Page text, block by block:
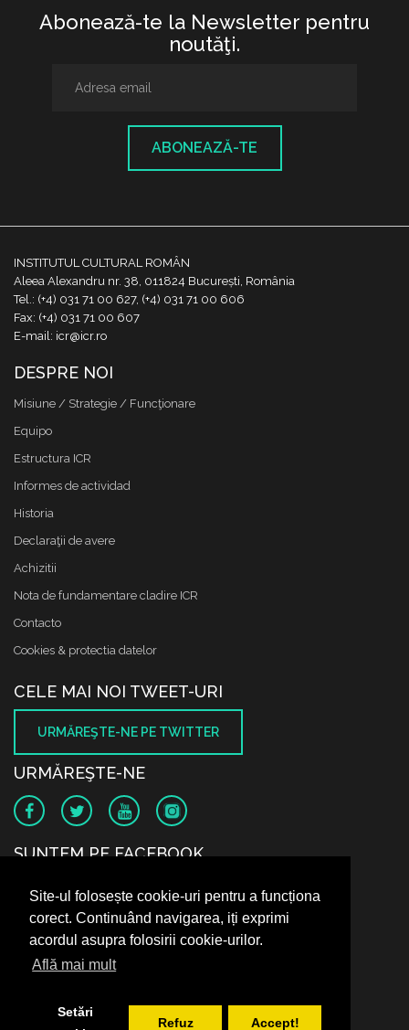
Site-ul folosește cookie-uri pentru a funcționa
corect. Continuând navigarea, iți exprimi
acordul asupra folosirii cookie-urilor.
Află mai mult
Setări
Refuz Accept!
Abonează-te la Newsletter pentru
noutăţi.
ABONEAZĂ-TE
INSTITUTUL CULTURAL ROMÂN
Aleea Alexandru nr. 38, 011824 București, România
Tel.: (+4) 031 71 00 627, (+4) 031 71 00 606
Fax: (+4) 031 71 00 607
E-mail: icr@icr.ro
DESPRE NOI
Misiune / Strategie / Funcţionare
Equipo
Estructura ICR
Informes de actividad
Historia
Declaraţii de avere
Achizitii
Nota de fundamentare cladire ICR
Contacto
Cookies & protectia datelor
CELE MAI NOI TWEET-URI
URMĂREŞTE-NE PE TWITTER
URMĂREŞTE-NE
SUNTEM PE FACEBOOK